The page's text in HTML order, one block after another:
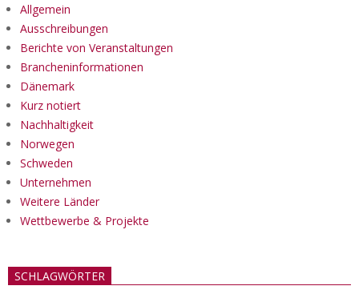
Allgemein
Ausschreibungen
Berichte von Veranstaltungen
Brancheninformationen
Dänemark
Kurz notiert
Nachhaltigkeit
Norwegen
Schweden
Unternehmen
Weitere Länder
Wettbewerbe & Projekte
SCHLAGWÖRTER